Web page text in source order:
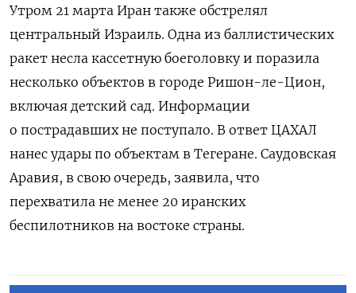
Утром 21 марта Иран также обстрелял
центральный Израиль. Одна из баллистических
ракет несла кассетную боеголовку и поразила
несколько объектов в городе Ришон-ле-Цион,
включая детский сад. Информации
о пострадавших не поступало. В ответ ЦАХАЛ
нанес удары по объектам в Тегеране. Саудовская
Аравия, в свою очередь, заявила, что
перехватила не менее 20 иранских
беспилотников на востоке страны.